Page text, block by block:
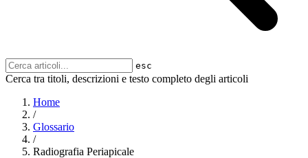
esc
Cerca tra titoli, descrizioni e testo completo degli articoli
Home
/
Glossario
/
Radiografia Periapicale